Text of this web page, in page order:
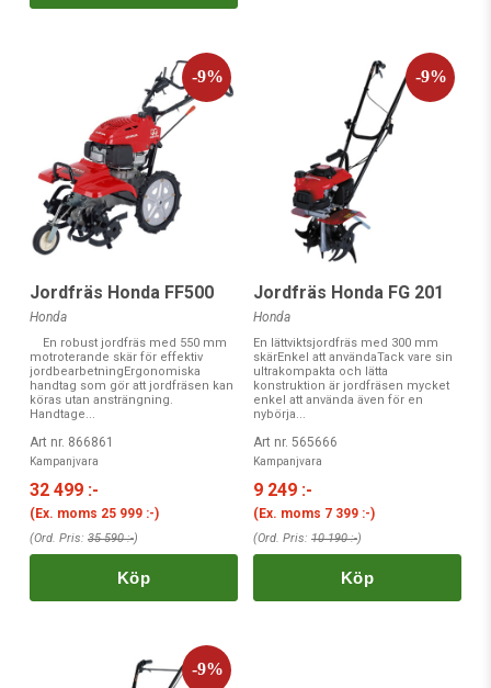
Jordfräs Honda FF500
Honda
En robust jordfräs med 550 mm
motroterande skär för effektiv
jordbearbetningErgonomiska
handtag som gör att jordfräsen kan
köras utan ansträngning.
Handtage...
Art nr. 866861
Kampanjvara
32 499 :-
(Ex. moms 25 999 :-)
(Ord. Pris: 35 590 :-)
Köp
Jordfräs Honda FG 201
Honda
En lättviktsjordfräs med 300 mm
skärEnkel att användaTack vare sin
ultrakompakta och lätta
konstruktion är jordfräsen mycket
enkel att använda även för en
nybörja...
Art nr. 565666
Kampanjvara
9 249 :-
(Ex. moms 7 399 :-)
(Ord. Pris: 10 190 :-)
Köp